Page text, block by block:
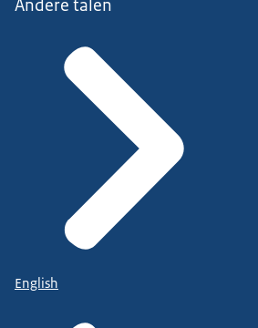
Andere talen
English